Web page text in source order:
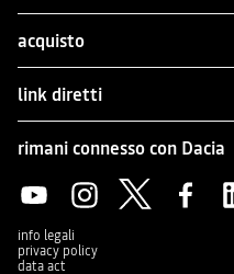
acquisto
link diretti
rimani connesso con Dacia
info legali
privacy policy
data act